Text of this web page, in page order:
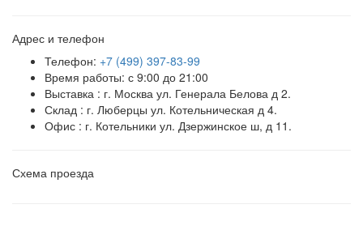
Адрес и телефон
Телефон: +7 (499) 397-83-99
Время работы: с 9:00 до 21:00
Выставка : г. Москва ул. Генерала Белова д 2.
Склад : г. Люберцы ул. Котельническая д 4.
Офис : г. Котельники ул. Дзержинское ш, д 11.
Схема проезда